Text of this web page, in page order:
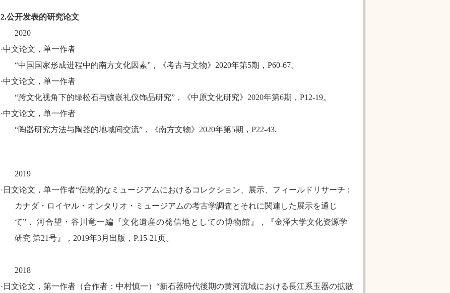
2.公开发表的研究论文
2020
·中文论文，单一作者
“中国国家形成进程中的南方文化因素”，《考古与文物》2020年第5期，P60-67。
·中文论文，单一作者
“跨文化视角下的绿松石与镶嵌礼仪饰品研究”，《中原文化研究》2020年第6期，P12-19。
·中文论文，单一作者
“陶器研究方法与陶器的地域间交流”，《南方文物》2020年第5期，P22-43.
2019
·日文论文，单一作者“伝統的なミュージアムにおけるコレクション、展示、フィールドリサーチ :
カナダ・ ロイヤル ・ オンタリオ ・ ミュージアムの考古学調査とそれに関連した展示を通じ
て”，
河合望 ・ 谷川竜一編 『文化遺産の発信地としての博物館 』，『金泽大学文化资源学
研究 第21号』， 2019年3月出版， P.15-21页。
2018
·日文论文，第一作者（合作者：中村慎一）“新石器時代後期の黄河流域における長江系玉器の拡散